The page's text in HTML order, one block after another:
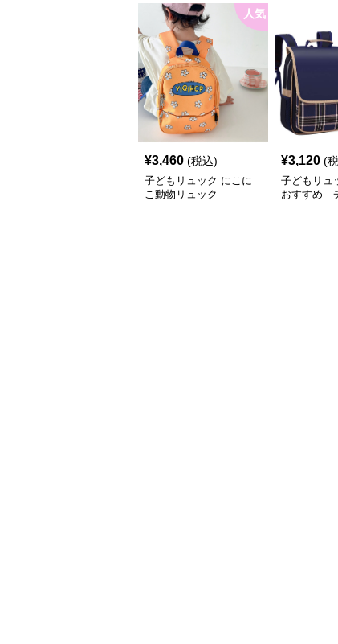
人気
¥3,460 (税込)
子どもリュック にこに
こ動物リュック
¥3,120 (
子どもリュ
おすすめ